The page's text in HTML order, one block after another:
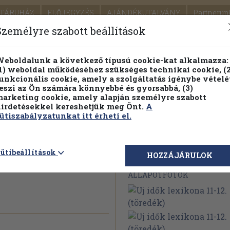
ELŐJEGYZÉS AJÁNDÉKUTALVÁNY
SEGÍTSÉG
PILLANATNYI ÁRAINK FENNTARTHATÓ
Részletes kereső Témaköri fa
12.
Megvásárolható
ÁLLAPOTFOTÓK
szabott beállítások
a következő típusú cookie-kat alkalmazza:
weboldal működéséhez szükséges technikai cookie,
cookie, amely a szolgáltatás igénybe
az Ön számára könnyebbé és gyorsabbá, (3)
cookie, amely alapján személyre szabott
kereshetjük meg Önt. A
itt érheti el.
HOZZÁJÁRULOK